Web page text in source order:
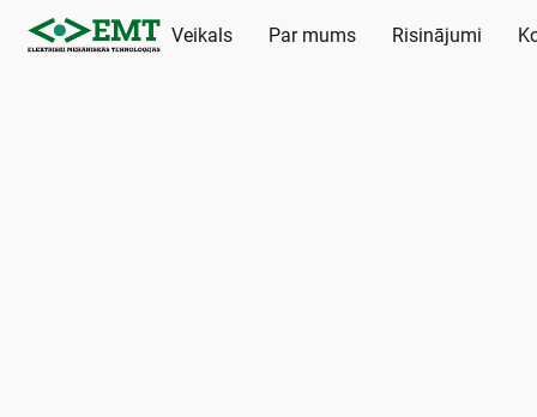
Veikals Par mums Risinājumi